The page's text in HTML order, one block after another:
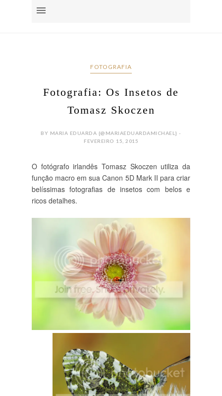
FOTOGRAFIA
Fotografia: Os Insetos de
Tomasz Skoczen
BY MARIA EDUARDA {@MARIAEDUARDAMICHAEL} -
FEVEREIRO 15, 2015
O fotógrafo irlandês Tomasz Skoczen utiliza da
função macro em sua Canon 5D Mark II para criar
belíssimas fotografias de insetos com belos e
ricos detalhes.